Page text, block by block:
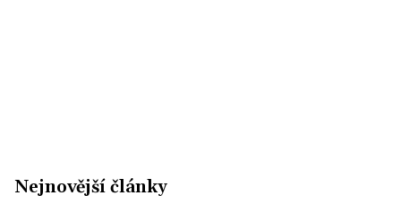
Nejnovější články